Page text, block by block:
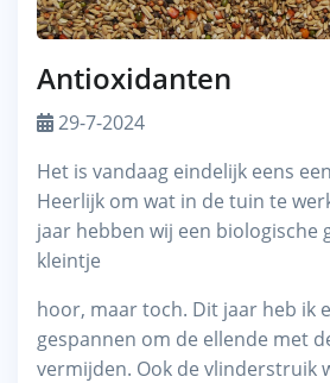
Antioxidanten
29-7-2024
Het is vandaag eindelijk eens
Heerlijk om wat in de tuin te
jaar hebben wij een biologische
kleintje
hoor, maar toch. Dit jaar heb ik
gespannen om de ellende met
vermijden. Ook de vlinderstruik